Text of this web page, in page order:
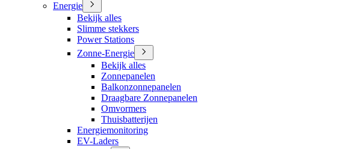
Energie
Bekijk alles
Slimme stekkers
Power Stations
Zonne-Energie
Bekijk alles
Zonnepanelen
Balkonzonnepanelen
Draagbare Zonnepanelen
Omvormers
Thuisbatterijen
Energiemonitoring
EV-Laders